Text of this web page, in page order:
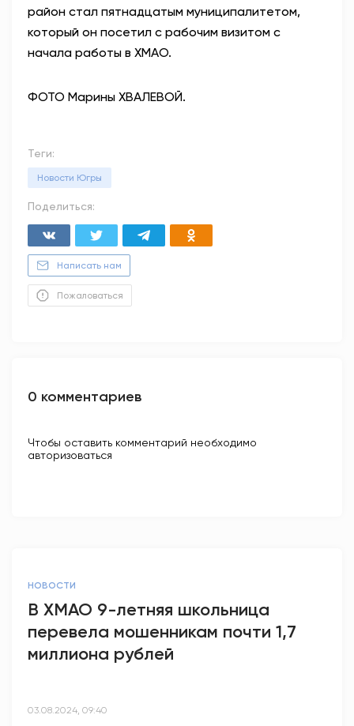
район стал пятнадцатым муниципалитетом,
который он посетил с рабочим визитом с
начала работы в ХМАО.
ФОТО Марины ХВАЛЕВОЙ.
Теги:
Новости Югры
Поделиться:
Написать нам
Пожаловаться
0 комментариев
Чтобы оставить комментарий необходимо
авторизоваться
НОВОСТИ
В ХМАО 9-летняя школьница
перевела мошенникам почти 1,7
миллиона рублей
03.08.2024, 09:40